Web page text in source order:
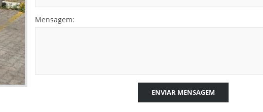
Mensagem:
ENVIAR MENSAGEM